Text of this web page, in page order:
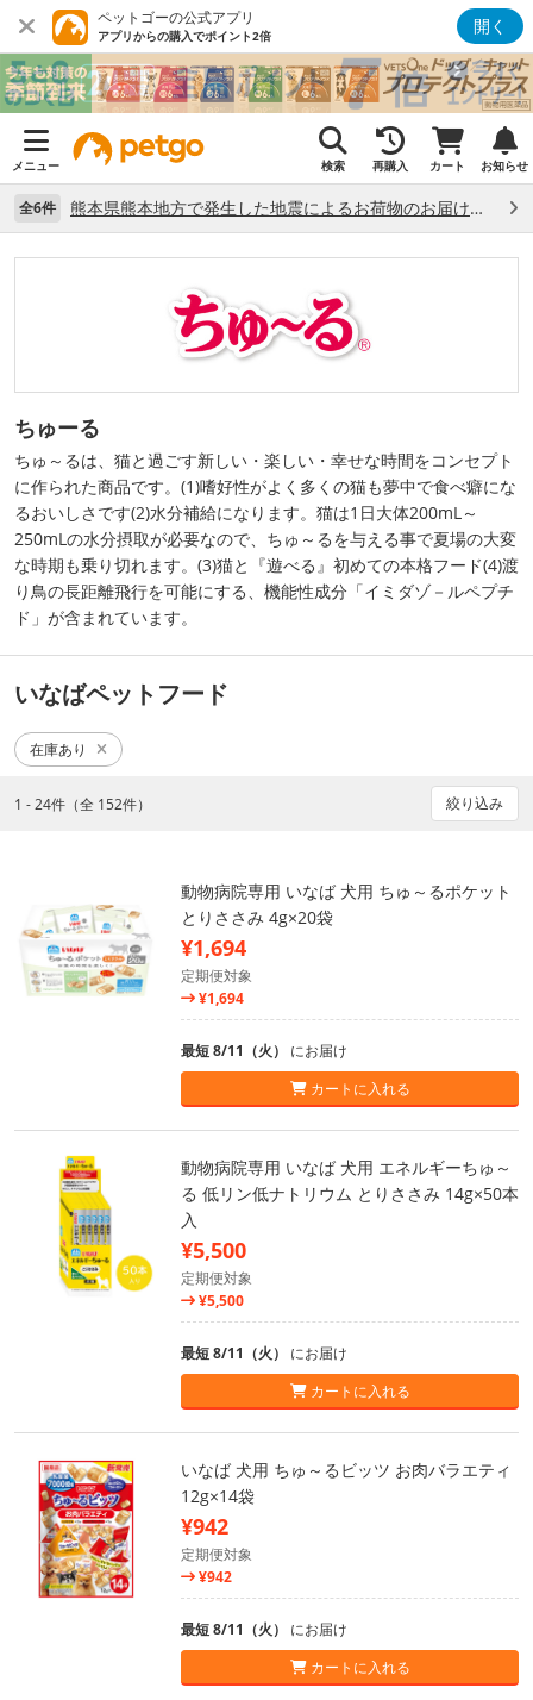
ペットゴーの公式アプリ
アプリからの購入でポイント2倍 開く
メニュー 検索 再購入 カート お知らせ
全6件 熊本県熊本地方で発生した地震によるお荷物のお届け状況について （7/28）
ちゅーる
ちゅ～るは、猫と過ごす新しい・楽しい・幸せな時間をコンセプト
に作られた商品です。(1)嗜好性がよく多くの猫も夢中で食べ癖にな
るおいしさです(2)水分補給になります。猫は1日大体200mL～
250mLの水分摂取が必要なので、ちゅ～るを与える事で夏場の大変
な時期も乗り切れます。(3)猫と『遊べる』初めての本格フード(4)渡
り鳥の長距離飛行を可能にする、機能性成分「イミダゾ－ルペプチ
ド」が含まれています。
いなばペットフード
在庫あり
1 - 24件（全 152件） 絞り込み
動物病院専用 いなば 犬用 ちゅ～るポケット
とりささみ 4g×20袋
¥1,694
定期便対象
¥1,694
最短 8/11（火） にお届け
カートに入れる
動物病院専用 いなば 犬用 エネルギーちゅ～
る 低リン低ナトリウム とりささみ 14g×50本
入
¥5,500
定期便対象
¥5,500
最短 8/11（火） にお届け
カートに入れる
いなば 犬用 ちゅ～るビッツ お肉バラエティ
12g×14袋
¥942
定期便対象
¥942
最短 8/11（火） にお届け
カートに入れる